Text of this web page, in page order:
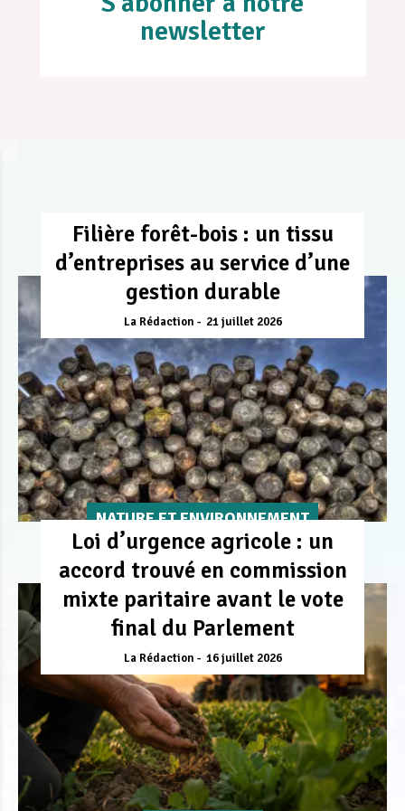
newsletter
Filière forêt-bois : un tissu
d’entreprises au service d’une
gestion durable
La Rédaction 21 juillet 2026
NATURE ET ENVIRONNEMENT
Loi d’urgence agricole : un
accord trouvé en commission
mixte paritaire avant le vote
final du Parlement
La Rédaction 16 juillet 2026